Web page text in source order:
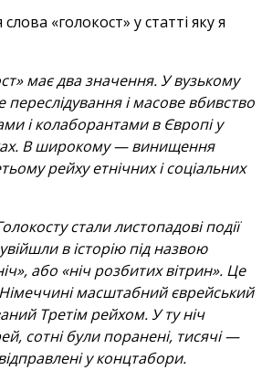
«голокост» у статті яку я
має два значення. У вузькому
переслідування і масове вбивство
і колаборантами в Європі у
В широкому — винищення
рейху етнічних і соціальних
стали листопадові події
в історію під назвою
або «ніч розбитих вітрин». Це
масштабний єврейський
Третім рейхом. У ту ніч
сотні були поранені, тисячі —
у концтабори.